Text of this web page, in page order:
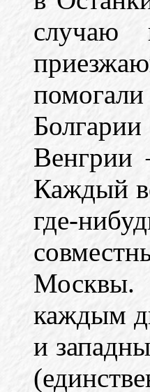
случаю
Венгрии
Каждый
где-
Москвы.
каждым
и